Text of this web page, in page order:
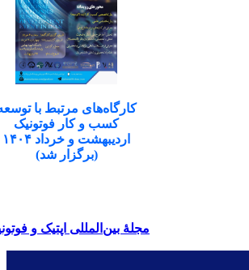
کارگاه‌های مرتبط با توسعه
کسب و کار فوتونیک
اردیبهشت و خرداد ۱۴۰۴
(برگزار شد)
مجلۀ بین‌المللی اپتیک و